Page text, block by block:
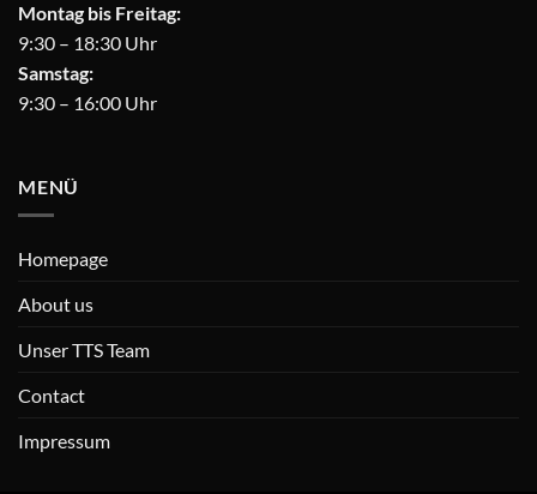
Montag bis Freitag:
9:30 – 18:30 Uhr
Samstag:
9:30 – 16:00 Uhr
MENÜ
Homepage
About us
Unser TTS Team
Contact
Impressum